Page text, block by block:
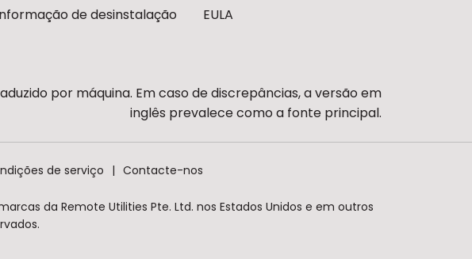
de desinstalação
EULA
por máquina. Em caso de discrepâncias, a versão em
inglês prevalece como a fonte principal.
de serviço Contacte-nos
da Remote Utilities Pte. Ltd. nos Estados Unidos e em outros